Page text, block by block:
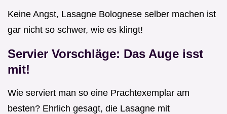
Keine Angst, Lasagne Bolognese selber machen ist
gar nicht so schwer, wie es klingt!
Servier Vorschläge: Das Auge isst
mit!
Wie serviert man so eine Prachtexemplar am
besten? Ehrlich gesagt, die Lasagne mit